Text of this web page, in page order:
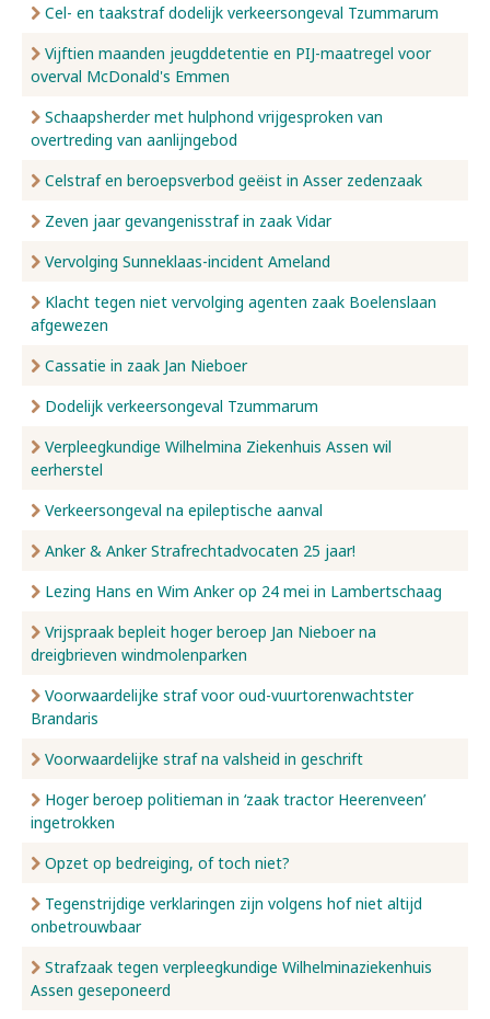
Cel- en taakstraf dodelijk verkeersongeval Tzummarum
Vijftien maanden jeugddetentie en PIJ-maatregel voor
overval McDonald's Emmen
Schaapsherder met hulphond vrijgesproken van
overtreding van aanlijngebod
Celstraf en beroepsverbod geëist in Asser zedenzaak
Zeven jaar gevangenisstraf in zaak Vidar
Vervolging Sunneklaas-incident Ameland
Klacht tegen niet vervolging agenten zaak Boelenslaan
afgewezen
Cassatie in zaak Jan Nieboer
Dodelijk verkeersongeval Tzummarum
Verpleegkundige Wilhelmina Ziekenhuis Assen wil
eerherstel
Verkeersongeval na epileptische aanval
Anker & Anker Strafrechtadvocaten 25 jaar!
Lezing Hans en Wim Anker op 24 mei in Lambertschaag
Vrijspraak bepleit hoger beroep Jan Nieboer na
dreigbrieven windmolenparken
Voorwaardelijke straf voor oud-vuurtorenwachtster
Brandaris
Voorwaardelijke straf na valsheid in geschrift
Hoger beroep politieman in ‘zaak tractor Heerenveen’
ingetrokken
Opzet op bedreiging, of toch niet?
Tegenstrijdige verklaringen zijn volgens hof niet altijd
onbetrouwbaar
Strafzaak tegen verpleegkundige Wilhelminaziekenhuis
Assen geseponeerd